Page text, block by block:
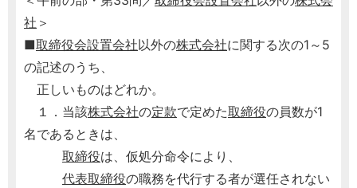
社 ＞
■取締役会設置会社以外の株式会社に関する次の1～5
の記述のうち、
正しいものはどれか。
１．当該株式会社の定款で定めた取締役の員数が1
名であるときは、
取締役は、仮処分命令により、
代表取締役の職務を代行する者が選任されない